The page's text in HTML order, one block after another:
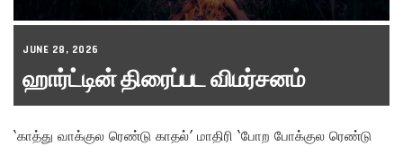
JUNE 28, 2026
ஹார்ட்டின் திரைப்பட விமர்சனம்
‘காத்து வாக்குல ரெண்டு காதல்’ மாதிரி ‘போற போக்குல ரெண்டு